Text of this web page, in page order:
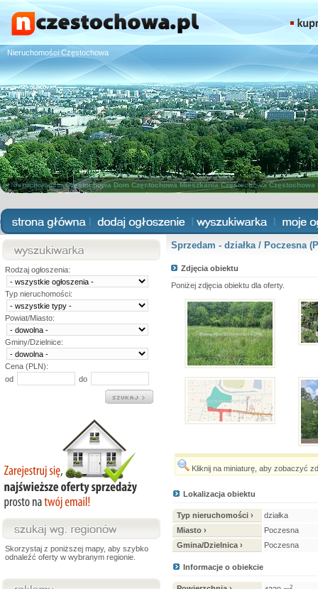
Nieruchomości Częstochowa
Nieruchomości Częstochowa Dom Częstochowa Mieszkania Częstochowa Częstochowa
Rodzaj ogłoszenia:
Typ nieruchomości:
Powiat/Miasto:
Gminy/Dzielnice:
Cena (PLN):
od
do
Skorzystaj z poniższej mapy, aby szybko
odnaleźć oferty w wybranym regionie.
Sprzedam - działka / Poczesna
Zdjęcia obiektu
Poniżej zdjęcia obiektu dla oferty.
Kliknij na miniaturę, aby zobaczyć
Lokalizacja obiektu
Typ nieruchomości ›
działka
Miasto ›
Poczesna
Gmina/Dzielnica ›
Poczesna
Informacje o obiekcie
2